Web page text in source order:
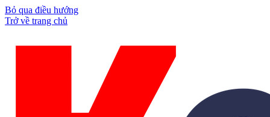
Bỏ qua điều hướng
Trở về trang chủ